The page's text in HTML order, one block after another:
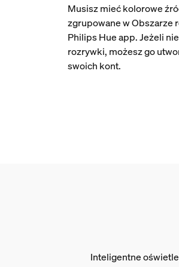
Musisz mieć kolorowe
zgrupowane w Obszarze
Philips Hue app. Jeżeli
rozrywki, możesz go
swoich kont.
Inteligentne